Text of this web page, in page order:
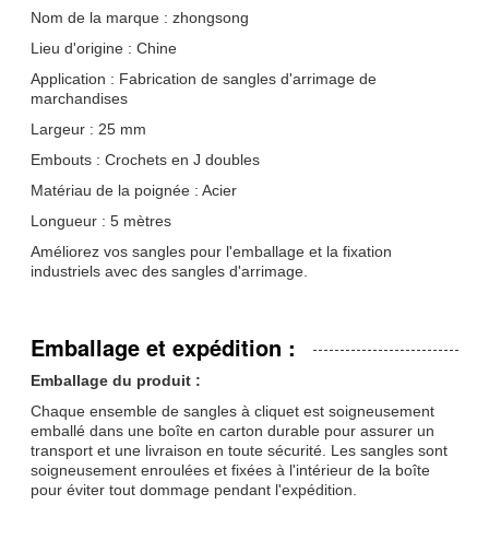
Nom de la marque : zhongsong
Lieu d'origine : Chine
Application : Fabrication de sangles d'arrimage de
marchandises
Largeur : 25 mm
Embouts : Crochets en J doubles
Matériau de la poignée : Acier
Longueur : 5 mètres
Améliorez vos sangles pour l'emballage et la fixation
industriels avec des sangles d'arrimage.
Emballage et expédition :
Emballage du produit :
Chaque ensemble de sangles à cliquet est soigneusement
emballé dans une boîte en carton durable pour assurer un
transport et une livraison en toute sécurité. Les sangles sont
soigneusement enroulées et fixées à l'intérieur de la boîte
pour éviter tout dommage pendant l'expédition.